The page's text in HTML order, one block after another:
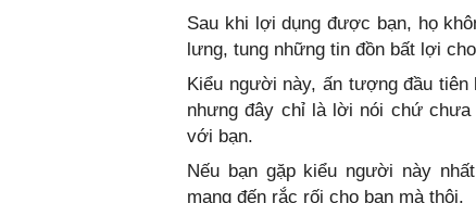
Sau khi lợi dụng được bạn, họ
lưng, tung những tin đồn bất lợi
Kiểu người này, ấn tượng đầu
nhưng đây chỉ là lời nói chứ
với bạn.
Nếu bạn gặp kiểu người này
mang đến rắc rối cho bạn mà thôi.